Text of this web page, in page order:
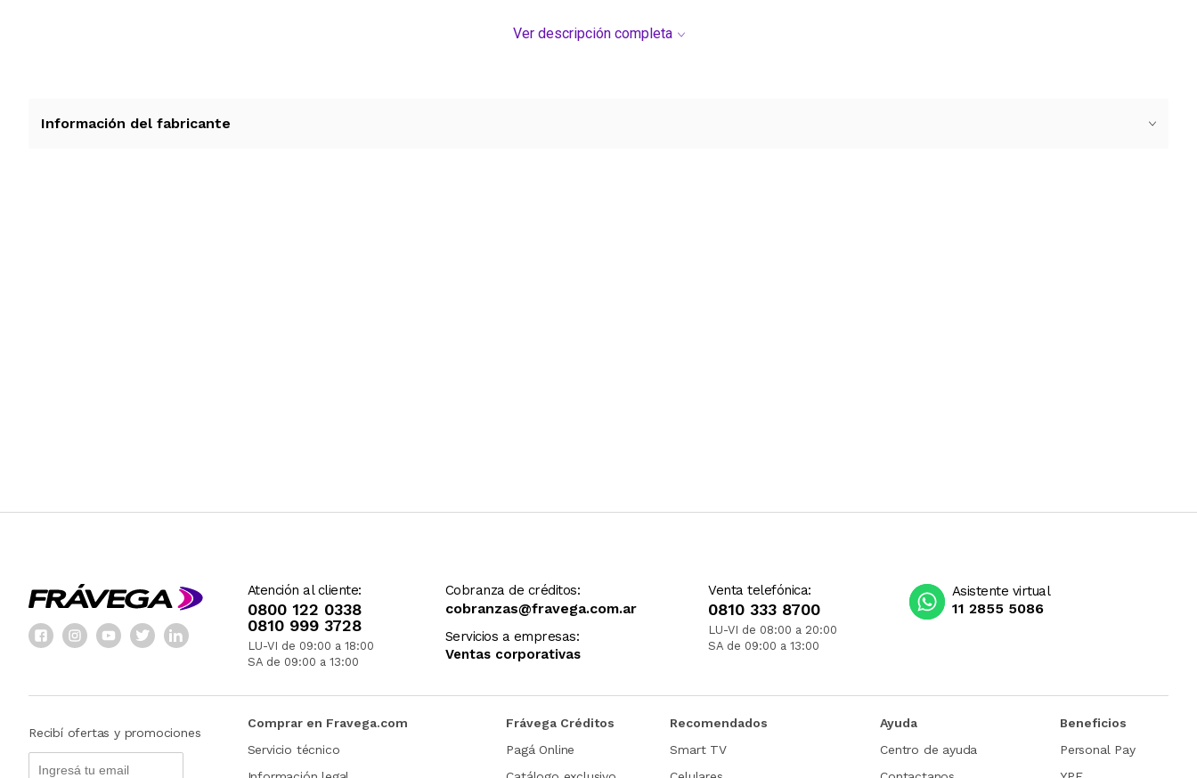
Ver descripción completa
Información del fabricante
Atención al cliente:
0800 122 0338
0810 999 3728
LU-VI de 09:00 a 18:00
SA de 09:00 a 13:00
Cobranza de créditos:
cobranzas@fravega.com.ar
Servicios a empresas:
Ventas corporativas
Venta telefónica:
0810 333 8700
LU-VI de 08:00 a 20:00
SA de 09:00 a 13:00
Asistente virtual
11 2855 5086
Recibí ofertas y promociones
Comprar en Fravega.com
Servicio técnico
Frávega Créditos
Pagá Online
Recomendados
Smart TV
Ayuda
Centro de ayuda
Beneficios
Personal Pay